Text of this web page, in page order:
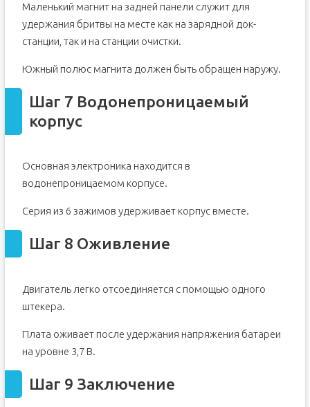
Маленький магнит на задней панели служит для
удержания бритвы на месте как на зарядной док-
станции, так и на станции очистки.
Южный полюс магнита должен быть обращен наружу.
Шаг 7 Водонепроницаемый
корпус
Основная электроника находится в
водонепроницаемом корпусе.
Серия из 6 зажимов удерживает корпус вместе.
Шаг 8 Оживление
Двигатель легко отсоединяется с помощью одного
штекера.
Плата оживает после удержания напряжения батареи
на уровне 3,7 В.
Шаг 9 Заключение